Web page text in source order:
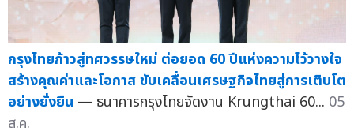
กรุงไทยก้าวสู่ทศวรรษใหม่ ต่อยอด 60 ปีแห่งความไว้วางใจ
สร้างคุณค่าและโอกาส ขับเคลื่อนเศรษฐกิจไทยสู่การเติบโต
อย่างยั่งยืน — ธนาคารกรุงไทยจัดงาน Krungthai 60... 05
ส.ค.